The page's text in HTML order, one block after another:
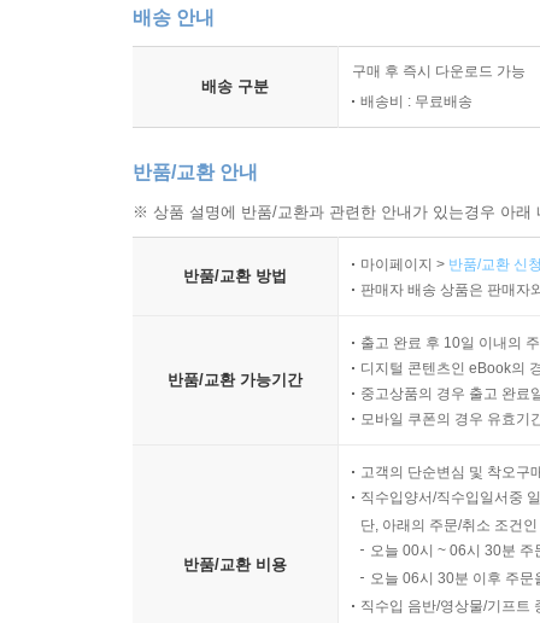
동점 상황의 선택 기준
수적 우세 상황의 기본 운영
수적 열세 상황의 기본 운영
제9장 팀 커뮤니케이션과 역할 수행
콜과 신호의 기본 체계
역할 분담과 책임 구역
제10장 경기 운영 점검과 정리 방법
공격 효율 점검 항목
배송 안내
배송 구분
구매 후 즉시 다운로드 가능
배송비 : 무료배송
반품/교환 안내
※ 상품 설명에 반품/교환과 관련한 안내가 있는경우 아
반품/교환 방법
마이페이지 > 반품/교환 신
판매자 배송 상품은 판매자
반품/교환 가능기간
출고 완료 후 10일 이내의
디지털 콘텐츠인 eBook의
중고상품의 경우 출고 완료
모바일 쿠폰의 경우 유효기
반품/교환 비용
고객의 단순변심 및 착오구
직수입양서/직수입일서중
단, 아래의 주문/취소 조건
오늘 00시 ~ 06시 30분
오늘 06시 30분 이후 주
직수입 음반/영상물/기프트